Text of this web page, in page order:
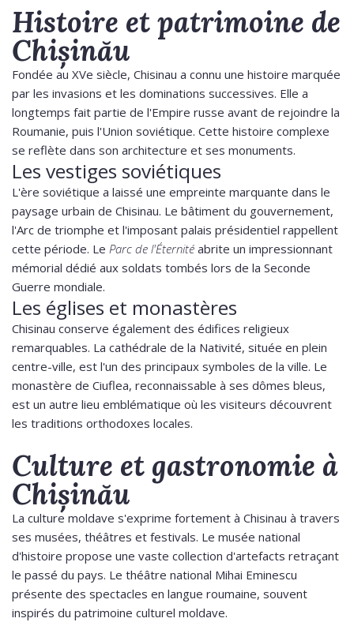
Histoire et patrimoine de
Chișinău
Fondée au XVe siècle, Chisinau a connu une histoire marquée
par les invasions et les dominations successives. Elle a
longtemps fait partie de l'Empire russe avant de rejoindre la
Roumanie, puis l'Union soviétique. Cette histoire complexe
se reflète dans son architecture et ses monuments.
Les vestiges soviétiques
L'ère soviétique a laissé une empreinte marquante dans le
paysage urbain de Chisinau. Le bâtiment du gouvernement,
l'Arc de triomphe et l'imposant palais présidentiel rappellent
cette période. Le Parc de l'Éternité abrite un impressionnant
mémorial dédié aux soldats tombés lors de la Seconde
Guerre mondiale.
Les églises et monastères
Chisinau conserve également des édifices religieux
remarquables. La cathédrale de la Nativité, située en plein
centre-ville, est l'un des principaux symboles de la ville. Le
monastère de Ciuflea, reconnaissable à ses dômes bleus,
est un autre lieu emblématique où les visiteurs découvrent
les traditions orthodoxes locales.
Culture et gastronomie à
Chișinău
La culture moldave s'exprime fortement à Chisinau à travers
ses musées, théâtres et festivals. Le musée national
d'histoire propose une vaste collection d'artefacts retraçant
le passé du pays. Le théâtre national Mihai Eminescu
présente des spectacles en langue roumaine, souvent
inspirés du patrimoine culturel moldave.